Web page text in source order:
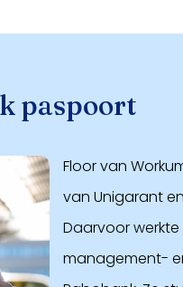
paspoort
Floor van
van Unigarant
Daarvoor werkte
management-